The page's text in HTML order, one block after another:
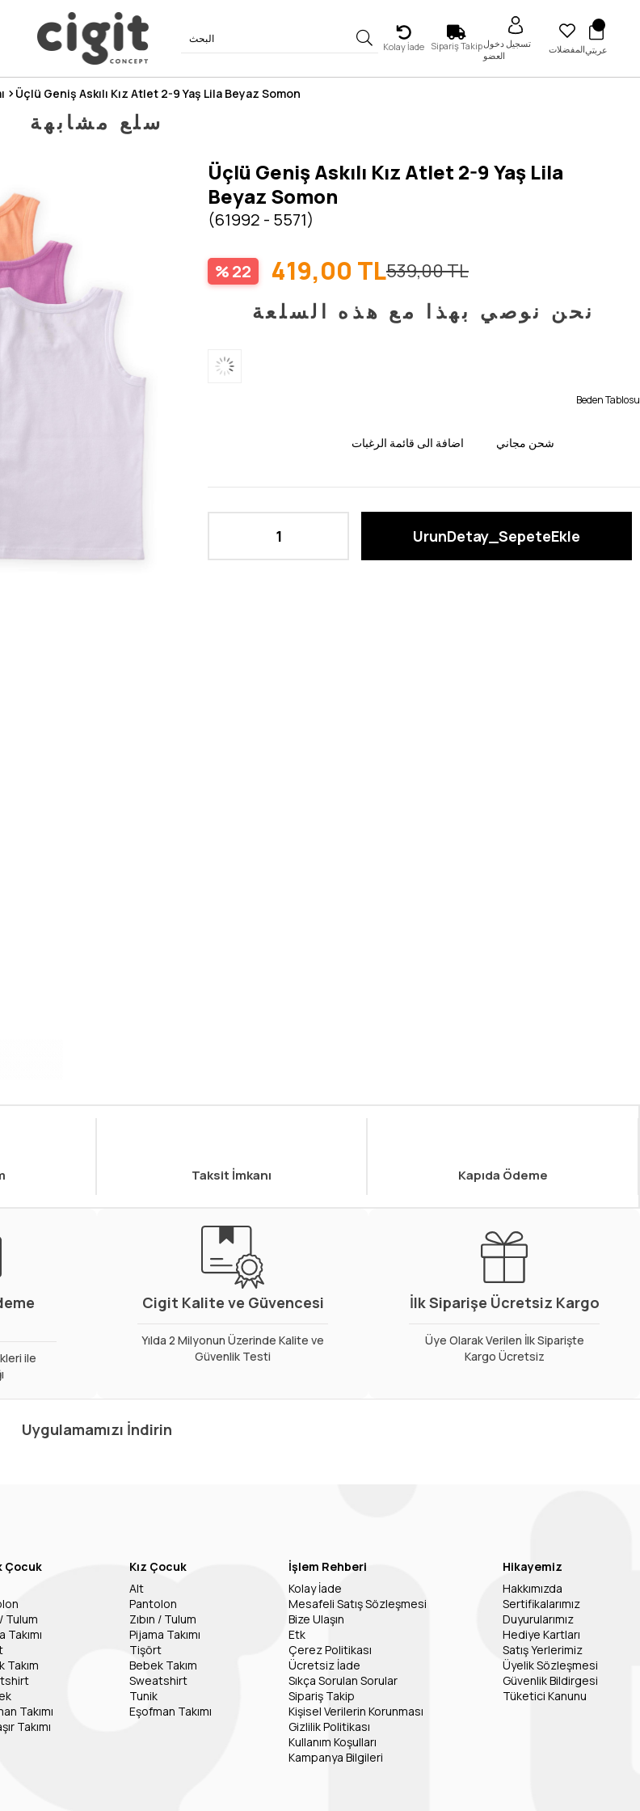
Kolay İade Sipariş Takipتسجيل دخول
العضو
المفضلاتعربتي
Üçlü Geniş Askılı Kız Atlet 2-9 Yaş Lila Beyaz Somon
سلع مشابهة
Üçlü Geniş Askılı Kız Atlet 2-9 Yaş Lila
Beyaz Somon
(61992 - 5571)
22 539,00 TL
419,00 TL
نحن نوصي بهذا مع هذه السلعة
Beden Tablosu
اضافة الى قائمة الرغبات شحن مجاني
Taksit İmkanı Kapıda Ödeme
ile
Cigit Kalite ve Güvencesi
Yılda 2 Milyonun Üzerinde Kalite ve
Güvenlik Testi
İlk Siparişe Ücretsiz Kargo
Üye Olarak Verilen İlk Siparişte
Kargo Ücretsiz
Uygulamamızı İndirin
Çocuk
/ Tulum
Takımı
Takım
Takımı
Takımı
Kız Çocuk
Alt
Pantolon
Zıbın / Tulum
Pijama Takımı
Tişört
Bebek Takım
Sweatshirt
Tunik
Eşofman Takımı
İşlem Rehberi
Kolay İade
Mesafeli Satış Sözleşmesi
Bize Ulaşın
Etk
Çerez Politikası
Ücretsiz İade
Sıkça Sorulan Sorular
Sipariş Takip
Kişisel Verilerin Korunması
Gizlilik Politikası
Kullanım Koşulları
Kampanya Bilgileri
Hikayemiz
Hakkımızda
Sertifikalarımız
Duyurularımız
Hediye Kartları
Satış Yerlerimiz
Üyelik Sözleşmesi
Güvenlik Bildirgesi
Tüketici Kanunu